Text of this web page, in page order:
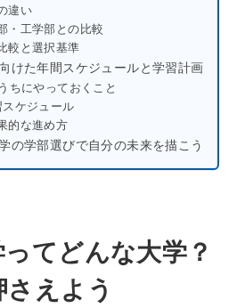
違い
・工学部との比較
較と選択基準
けた年間スケジュールと学習計画
ちにやっておくこと
ケジュール
的な進め方
の学部選びで自分の未来を描こう
てどんな大学？
えよう